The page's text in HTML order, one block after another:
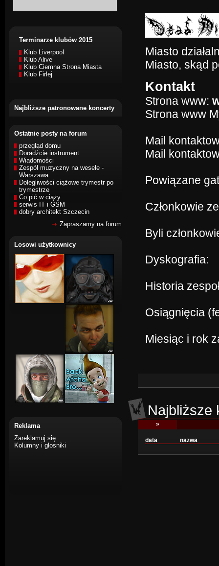
Terminarze klubów 2015
Klub Liverpool
Klub Alive
Klub Ciemna Strona Miasta
Klub Firlej
Najbliższe patronowane koncerty
Ostatnie posty na forum
przegląd domu
Doradźcie instrument
Wiadomości
Zespół muzyczny na wesele -
Warszawa
Dolegliwości ciążowe trymestr po
trymestrze
Co pić w ciąży
serwis IT i GSM
dobry architekt Szczecin
Zapraszamy na forum
Losowi użytkownicy
Reklama
Zareklamuj się
Kolumny i glosniki
Miasto
Miasto, skąd
Kontakt
Strona www:
Strona www
Mail
Mail
Powiązane
Członkowie
Byli
Dyskografia:
Historia
Osiągnięcia
Miesiąc i rok
Najbliższe
»
data nazwa